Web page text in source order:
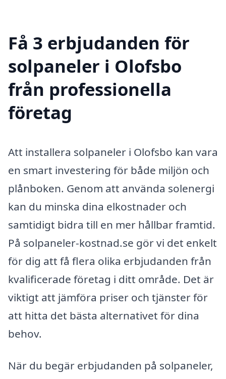
Få 3 erbjudanden för
solpaneler i Olofsbo
från professionella
företag
Att installera solpaneler i Olofsbo kan vara
en smart investering för både miljön och
plånboken. Genom att använda solenergi
kan du minska dina elkostnader och
samtidigt bidra till en mer hållbar framtid.
På solpaneler-kostnad.se gör vi det enkelt
för dig att få flera olika erbjudanden från
kvalificerade företag i ditt område. Det är
viktigt att jämföra priser och tjänster för
att hitta det bästa alternativet för dina
behov.
När du begär erbjudanden på solpaneler,